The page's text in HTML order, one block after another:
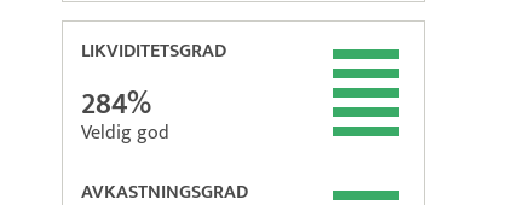
LIKVIDITETSGRAD
284%
Veldig god
AVKASTNINGSGRAD